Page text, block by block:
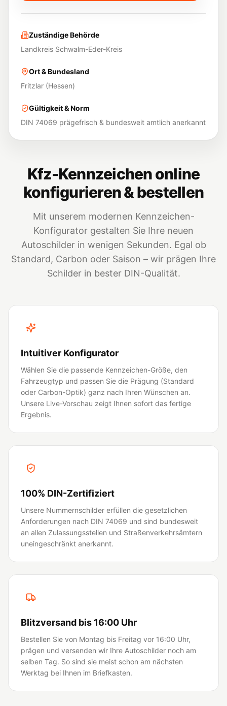
Zuständige Behörde
Landkreis Schwalm-Eder-Kreis
Ort & Bundesland
Fritzlar (Hessen)
Gültigkeit & Norm
DIN 74069 prägefrisch & bundesweit amtlich anerkannt
Kfz-Kennzeichen online
konfigurieren & bestellen
Mit unserem modernen Kennzeichen-
Konfigurator gestalten Sie Ihre neuen
Autoschilder in wenigen Sekunden. Egal ob
Standard, Carbon oder Saison – wir prägen Ihre
Schilder in bester DIN-Qualität.
Intuitiver Konfigurator
Wählen Sie die passende Kennzeichen-Größe, den
Fahrzeugtyp und passen Sie die Prägung (Standard
oder Carbon-Optik) ganz nach Ihren Wünschen an.
Unsere Live-Vorschau zeigt Ihnen sofort das fertige
Ergebnis.
100% DIN-Zertifiziert
Unsere Nummernschilder erfüllen die gesetzlichen
Anforderungen nach DIN 74069 und sind bundesweit
an allen Zulassungsstellen und Straßenverkehrsämtern
uneingeschränkt anerkannt.
Blitzversand bis 16:00 Uhr
Bestellen Sie von Montag bis Freitag vor 16:00 Uhr,
prägen und versenden wir Ihre Autoschilder noch am
selben Tag. So sind sie meist schon am nächsten
Werktag bei Ihnen im Briefkasten.